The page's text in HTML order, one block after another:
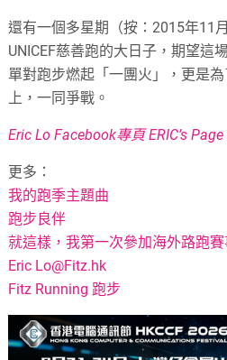
還有一個多星期（按：2015年11
UNICEF慈善跑的大日子，期望這
單對跑步燃起「一團火」，更是
上，一同爭戰。
Eric Lo Facebook專頁 ERIC’s
更多：
我的跑季主題曲
跑步良伴
就這樣，我第一次參加海外路跑
Eric Lo@Fitz.hk
Fitz Running 跑步